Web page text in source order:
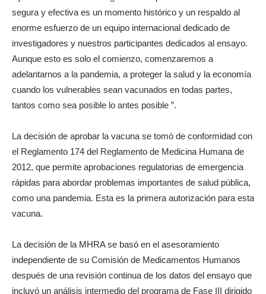
segura y efectiva es un momento histórico y un respaldo al
enorme esfuerzo de un equipo internacional dedicado de
investigadores y nuestros participantes dedicados al ensayo.
Aunque esto es solo el comienzo, comenzaremos a
adelantarnos a la pandemia, a proteger la salud y la economía
cuando los vulnerables sean vacunados en todas partes,
tantos como sea posible lo antes posible ”.
La decisión de aprobar la vacuna se tomó de conformidad con
el Reglamento 174 del Reglamento de Medicina Humana de
2012, que permite aprobaciones regulatorias de emergencia
rápidas para abordar problemas importantes de salud pública,
como una pandemia. Esta es la primera autorización para esta
vacuna.
La decisión de la MHRA se basó en el asesoramiento
independiente de su Comisión de Medicamentos Humanos
después de una revisión continua de los datos del ensayo que
incluyó un análisis intermedio del programa de Fase III dirigido